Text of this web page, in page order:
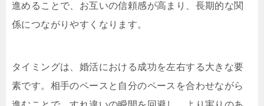
進めることで、お互いの信頼感が高まり、長期的な関
係につながりやすくなります。
タイミングは、婚活における成功を左右する大きな要
素です。相手のペースと自分のペースを合わせながら